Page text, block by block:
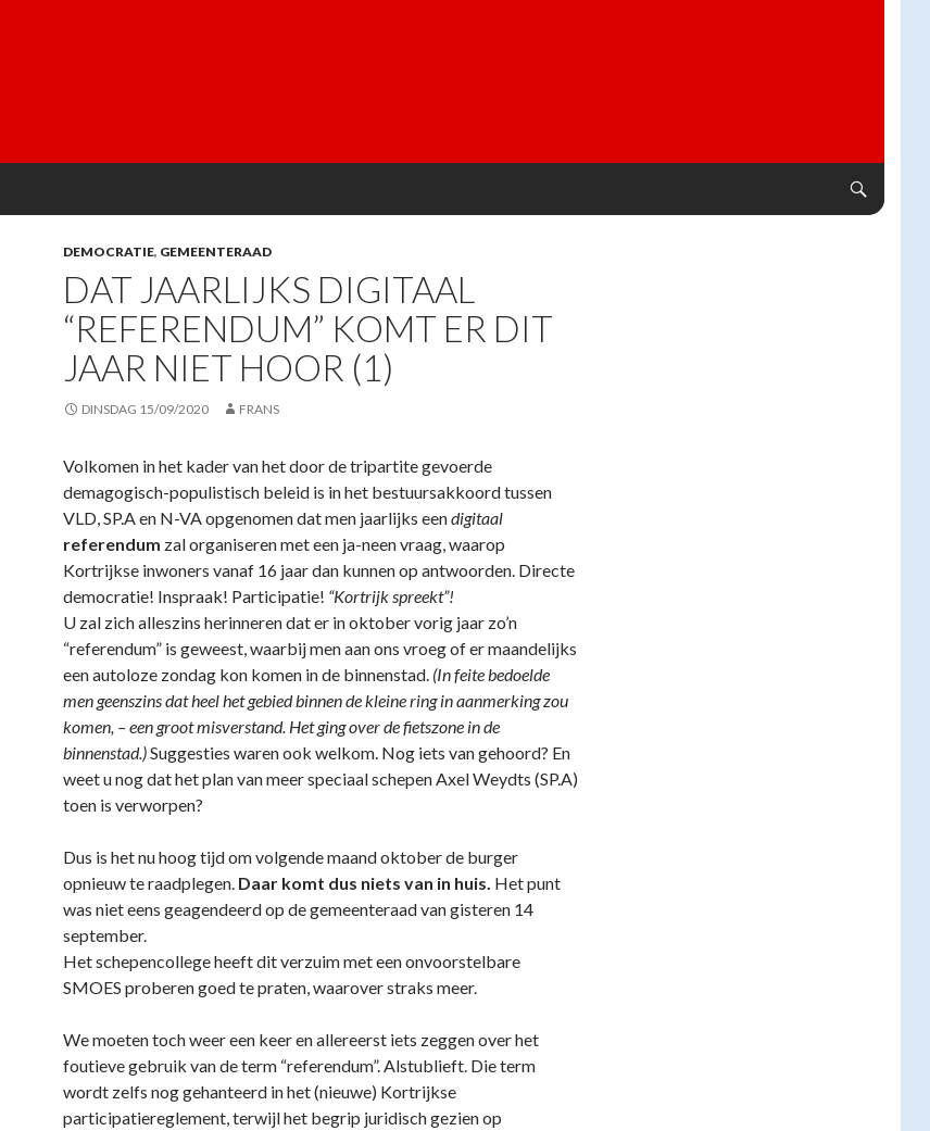
DEMOCRATIE, GEMEENTERAAD
DAT JAARLIJKS DIGITAAL
“REFERENDUM” KOMT ER DIT
JAAR NIET HOOR (1)
DINSDAG 15/09/2020 FRANS
Volkomen in het kader van het door de tripartite gevoerde
demagogisch-populistisch beleid is in het bestuursakkoord tussen
VLD, SP.A en N-VA opgenomen dat men jaarlijks eendigitaal
referendum zal organiseren met een ja-neen vraag, waarop
Kortrijkse inwoners vanaf 16 jaar dan kunnen op antwoorden. Directe
democratie! Inspraak! Participatie! “Kortrijk spreekt”!
U zal zich alleszins herinneren dat er in oktober vorig jaar zo’n
“referendum” is geweest, waarbij men aan ons vroeg of er maandelijks
een autoloze zondag kon komen in de binnenstad. (In feite bedoelde
men geenszins dat heel het gebied binnen de kleine ring in aanmerking zou
komen, – een groot misverstand. Het ging over de fietszone in de
binnenstad.)Suggesties waren ook welkom. Nog iets van gehoord? En
weet u nog dat het plan van meer speciaal schepen Axel Weydts (SP.A)
toen is verworpen?
Dus is het nu hoog tijd om volgende maand oktober de burger
opnieuw te raadplegen. Daar komt dus niets van in huis. Het punt
was niet eens geagendeerd op de gemeenteraad van gisteren 14
september.
Het schepencollege heeft dit verzuim met een onvoorstelbare
SMOES proberen goed te praten, waarover straks meer.
We moeten toch weer een keer en allereerst iets zeggen over het
foutieve gebruik van de term “referendum”. Alstublieft. Die term
wordt zelfs nog gehanteerd in het (nieuwe) Kortrijkse
participatiereglement, terwijl het begrip juridisch gezien op